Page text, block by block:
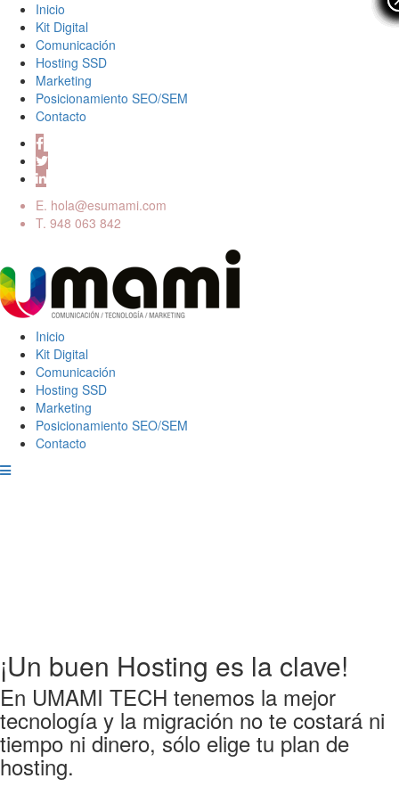
Inicio
Kit Digital
Comunicación
Hosting SSD
Marketing
Posicionamiento SEO/SEM
Contacto
E. hola@esumami.com
T. 948 063 842
Inicio
Kit Digital
Comunicación
Hosting SSD
Marketing
Posicionamiento SEO/SEM
Contacto
¡Un buen Hosting es la clave!
En UMAMI TECH tenemos la mejor
tecnología y la migración no te costará ni
tiempo ni dinero, sólo elige tu plan de
hosting.